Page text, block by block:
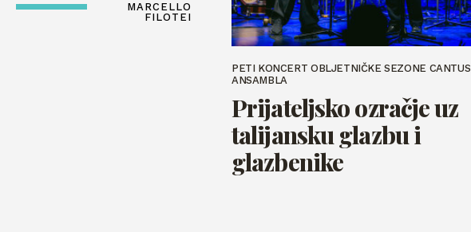
MARCELLO
FILOTEI
PETI KONCERT OBLJETNIČKE SEZONE CANTUS
ANSAMBLA
Prijateljsko ozračje uz
talijansku glazbu i
glazbenike